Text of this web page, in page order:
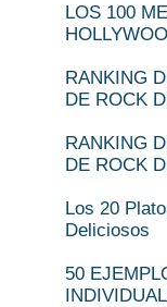
LOS 100
RANKING
DE ROCK
RANKING
DE ROCK
Los 20
Deliciosos
50